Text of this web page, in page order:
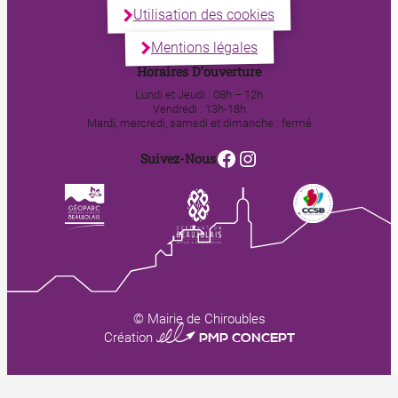
Utilisation des cookies
Mentions légales
Horaires D’ouverture
Lundi et Jeudi : 08h – 12h
Vendredi : 13h-18h
Mardi, mercredi, samedi et dimanche : fermé
Suivez-NousFacebook
Instagram
© Mairie de Chiroubles
Création 0123 PMP CONCEPT